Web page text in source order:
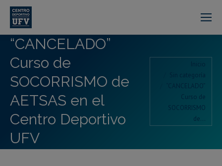
“CANCELADO”
Curso de
SOCORRISMO de
AETSAS en el
Centro Deportivo
UFV
Inicio
Sin categoría
“CANCELADO”
Curso de
SOCORRISMO
de…